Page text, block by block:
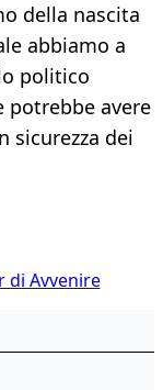
della nascita
abbiamo a
politico
potrebbe avere
sicurezza dei
di Avvenire